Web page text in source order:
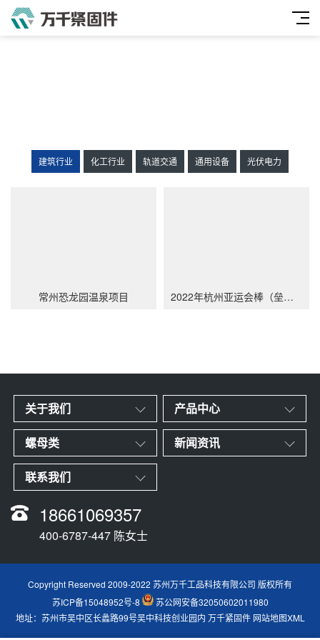
建筑行业 化工行业 轨道交通 通用设备 光伏电力
常州恐龙园温泉项目 2022年杭州亚运会棒（垒）球馆项目
关于我们 产品中心
螺母类 新闻资讯
联系我们
18661069357
400-6787-447 陈女士
Copyright Reserved 2009-2022 苏州万千工品科技有限公司 版权所有
苏ICP备15048952号-8
苏公网安备32050602011980
地址：苏州市吴中区长蠡路99号吴中科技创业园内 万千紧固件 网站地图XML